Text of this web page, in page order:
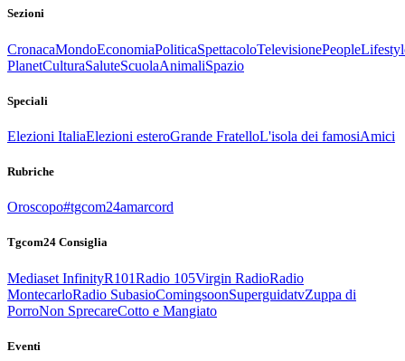
Sezioni
CronacaMondoEconomiaPoliticaSpettacoloTelevisionePeople
PlanetCulturaSaluteScuolaAnimaliSpazio
Speciali
Elezioni ItaliaElezioni esteroGrande FratelloL'isola dei famosiAmici
Rubriche
Oroscopo#tgcom24amarcord
Tgcom24 Consiglia
Mediaset InfinityR101Radio 105Virgin RadioRadio
MontecarloRadio SubasioComingsoonSuperguidatvZuppa di
PorroNon SprecareCotto e Mangiato
Eventi